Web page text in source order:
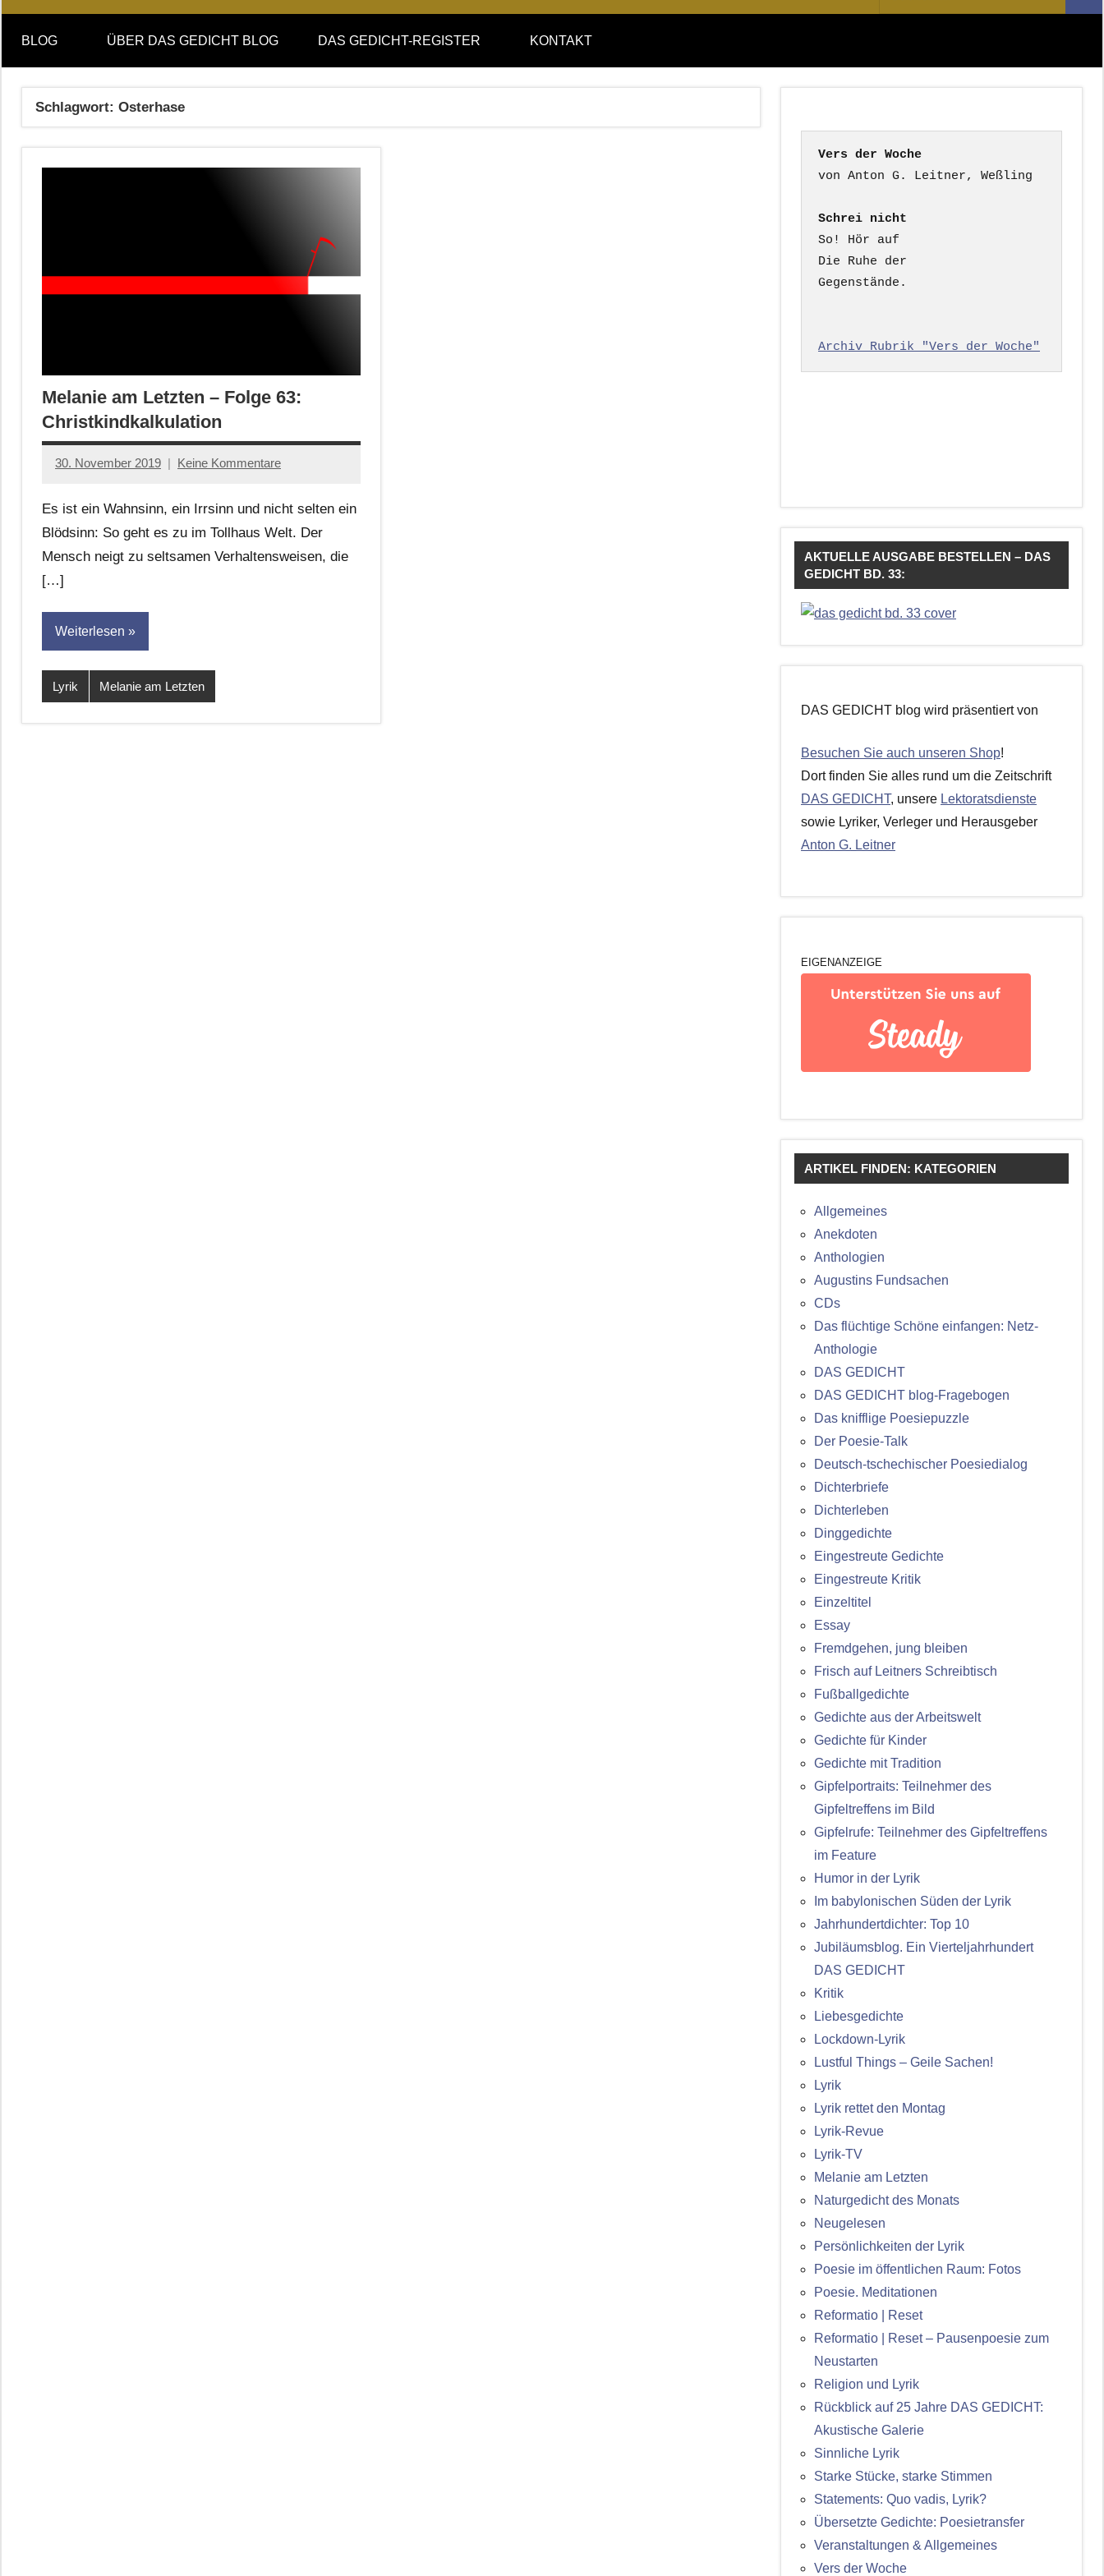
DAS
GEDICHT
blog
DAS
GEDICHT.
Zeitschrift
nach:
BLOG ÜBER DAS GEDICHT BLOG DAS GEDICHT-REGISTER KONTAKT
Schlagwort: Osterhase
Melanie am Letzten – Folge 63:
Christkindkalkulation
30. November 2019
Anton
Leitner
Keine Kommentare
Es ist ein Wahnsinn, ein Irrsinn und nicht selten ein
Blödsinn: So geht es zu im Tollhaus Welt. Der
Mensch neigt zu seltsamen Verhaltensweisen, die
[…]
Weiterlesen
Lyrik Melanie am Letzten
Vers der Woche
Schrei nicht
So! Hör auf
Die Ruhe der
Gegenstände.
Archiv Rubrik "Vers der Woche"
AKTUELLE AUSGABE BESTELLEN – DAS
GEDICHT BD. 33:
DAS GEDICHT blog wird präsentiert von
Besuchen Sie auch unseren Shop!
Dort finden Sie alles rund um die Zeitschrift
DAS GEDICHT, unsere Lektoratsdienste
sowie Lyriker, Verleger und Herausgeber
Anton G. Leitner
EIGENANZEIGE
ARTIKEL FINDEN: KATEGORIEN
Allgemeines
Anekdoten
Anthologien
Augustins Fundsachen
CDs
Das flüchtige Schöne einfangen: Netz-
Anthologie
DAS GEDICHT
DAS GEDICHT blog-Fragebogen
Das knifflige Poesiepuzzle
Der Poesie-Talk
Deutsch-tschechischer Poesiedialog
Dichterbriefe
Dichterleben
Dinggedichte
Eingestreute Gedichte
Eingestreute Kritik
Einzeltitel
Essay
Fremdgehen, jung bleiben
Frisch auf Leitners Schreibtisch
Fußballgedichte
Gedichte aus der Arbeitswelt
Gedichte für Kinder
Gedichte mit Tradition
Gipfelportraits: Teilnehmer des
Gipfeltreffens im Bild
Gipfelrufe: Teilnehmer des Gipfeltreffens
im Feature
Humor in der Lyrik
Im babylonischen Süden der Lyrik
Jahrhundertdichter: Top 10
Jubiläumsblog. Ein Vierteljahrhundert
DAS GEDICHT
Kritik
Liebesgedichte
Lockdown-Lyrik
Lustful Things – Geile Sachen!
Lyrik
Lyrik rettet den Montag
Lyrik-Revue
Lyrik-TV
Melanie am Letzten
Naturgedicht des Monats
Neugelesen
Persönlichkeiten der Lyrik
Poesie im öffentlichen Raum: Fotos
Poesie. Meditationen
Reformatio | Reset
Reformatio | Reset – Pausenpoesie zum
Neustarten
Religion und Lyrik
Rückblick auf 25 Jahre DAS GEDICHT:
Akustische Galerie
Sinnliche Lyrik
Starke Stücke, starke Stimmen
Statements: Quo vadis, Lyrik?
Übersetzte Gedichte: Poesietransfer
Veranstaltungen & Allgemeines
Vers der Woche